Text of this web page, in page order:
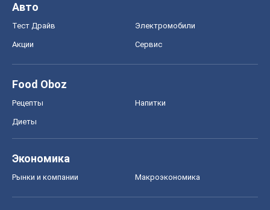
Авто
Тест Драйв Электромобили
Акции Сервис
Food Oboz
Рецепты Напитки
Диеты
Экономика
Рынки и компании Mакроэкономика